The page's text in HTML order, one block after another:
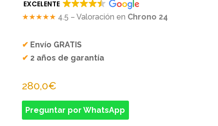
EXCELENTE
★★★★★ 4.5 – Valoración en Chrono 24
✔ Envío GRATIS
✔ 2 años de garantía
280,0€
Preguntar por WhatsApp